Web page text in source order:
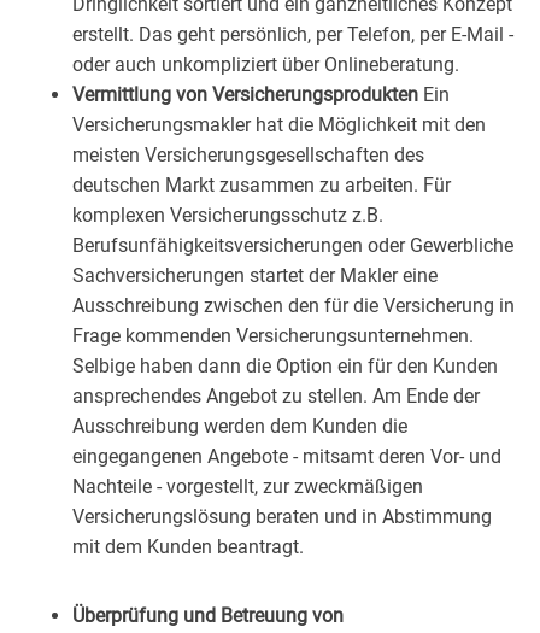
erstellt. Das geht persönlich, per Telefon, per E-Mail -
oder auch unkompliziert über Onlineberatung.
Vermittlung von Versicherungsprodukten Ein
Versicherungsmakler hat die Möglichkeit mit den
meisten Versicherungsgesellschaften des
deutschen Markt zusammen zu arbeiten. Für
komplexen Versicherungsschutz z.B.
Berufsunfähigkeitsversicherungen oder Gewerbliche
Sachversicherungen startet der Makler eine
Ausschreibung zwischen den für die Versicherung in
Frage kommenden Versicherungsunternehmen.
Selbige haben dann die Option ein für den Kunden
ansprechendes Angebot zu stellen. Am Ende der
Ausschreibung werden dem Kunden die
eingegangenen Angebote - mitsamt deren Vor- und
Nachteile - vorgestellt, zur zweckmäßigen
Versicherungslösung beraten und in Abstimmung
mit dem Kunden beantragt.
Überprüfung und Betreuung von